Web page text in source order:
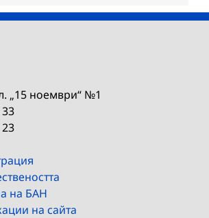
„15 ноември“ №1
на БАН
на сайта